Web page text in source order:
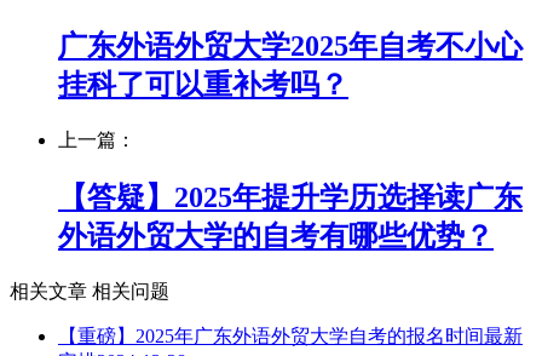
广东外语外贸大学2025年自考不小心
挂科了可以重补考吗？
上一篇：
【答疑】2025年提升学历选择读广东
外语外贸大学的自考有哪些优势？
相关文章 相关问题
【重磅】2025年广东外语外贸大学自考的报名时间最新